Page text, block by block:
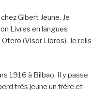
Gibert Jeune. Je
Livres en langues
(Visor Libros). Je relis
1916 à Bilbao. Il y passe
très jeune un frère et